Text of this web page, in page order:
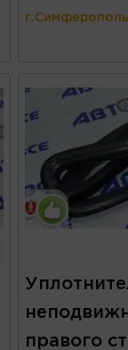
правого